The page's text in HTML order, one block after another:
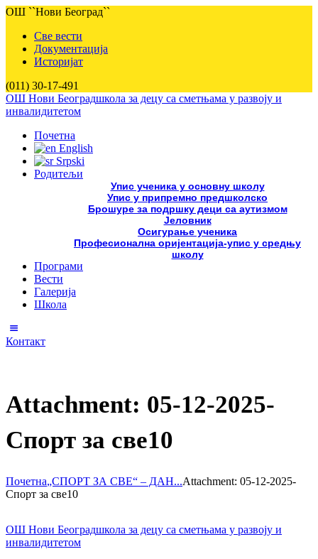
ОШ ``Нови Београд``
Све вести
Документација
Историјат
(011) 30-17-491
ОШ Нови Београдшкола за децу са сметњама у развоју и
инвалидитетом
Почетна
English
Srpski
Родитељи
Упис ученика у основну школу
Упис у припремно предшколско
Брошуре за подршку деци са аутизмом
Јеловник
Осигурање ученика
Професионална оријентација-упис у средњу
школу
Програми
Вести
Галерија
Школа
Контакт
Attachment: 05-12-2025-
Спорт за све10
Почетна„СПОРТ ЗА СВЕ“ – ДАН...Attachment: 05-12-2025-
Спорт за све10
ОШ Нови Београдшкола за децу са сметњама у развоју и
инвалидитетом